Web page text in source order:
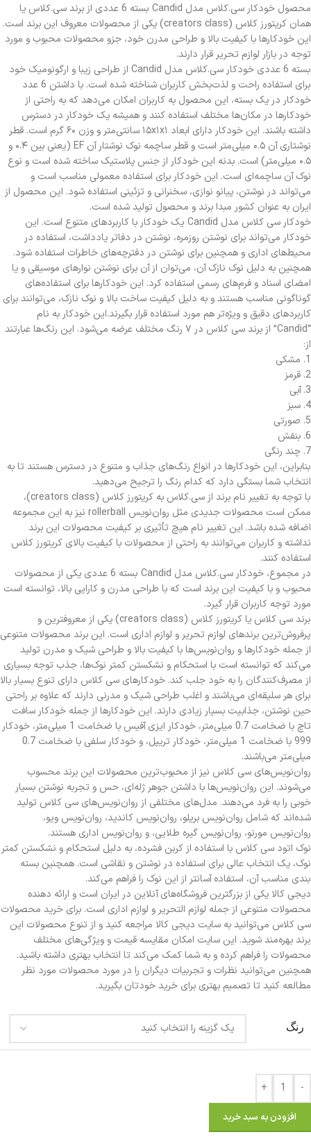
محصول خودکار سی.کلاس مدل Candid بسته 6 عددی از برند سی.کلاس یا
همان کریتورز کلاس (creators class) یکی از محصولات معروف این برند است.
این خودکارها با کیفیت بالا و طراحی مدرن خود، جزو محصولات محبوب و مورد
توجه در بازار لوازم تحریر قرار دارند.
بسته 6 عددی خودکار سی.کلاس مدل Candid از طراحی زیبا و ارگونومیک خود
برای استفاده راحت و لذت‌بخش کاربران شناخته شده است. با داشتن 6 عدد
خودکار در یک بسته، این محصول به کاربران امکان می‌دهد که به راحتی از
خودکارها در مکان‌ها مختلف استفاده کنند و همیشه یک خودکار در دسترس
داشته باشند. این خودکار دارای ابعاد ۱۵x۱x۱ سانتی‌متر و وزن ۶۰ گرم است. قطر
نوشتاری آن ۰.۵ میلی‌متر است و قطر ساچمه نوک نوشتار آن EF (یعنی بین ۰.۴ و
۰.۵ میلی‌متر) است. بدنه این خودکار از جنس پلاستیک ساخته شده است و نوع
نوک آن ساچمه‌ای است. این خودکار برای استفاده معمولی مناسب است و
می‌تواند در نوشتن، پیانو نوازی، سخنرانی و تزئینی استفاده شود. این محصول از
ایران به عنوان کشور مبدا برند و محصول تولید شده است.
خودکار سی کلاس مدل Candid یک خودکار با کاربردهای متنوع است. این
خودکار می‌تواند برای نوشتن روزمره، نوشتن در دفاتر یادداشت، استفاده در
محیط‌های اداری و همچنین برای نوشتن در دفترچه‌های خاطرات استفاده شود.
همچنین به دلیل نوک نازک آن، می‌توان از آن برای نوشتن نوارهای موسیقی و یا
امضای اسناد و فرم‌های رسمی استفاده کرد. این خودکارها برای استفاده‌های
گوناگونی مناسب هستند و به دلیل کیفیت ساخت بالا و نوک نازک، می‌توانند برای
کاربردهای دقیق و ویژه‌تر هم مورد استفاده قرار بگیرند.این خودکار به نام
“Candid” از برند سی کلاس در ۷ رنگ مختلف عرضه می‌شود. این رنگ‌ها عبارتند
از:
1. مشکی
2. قرمز
3. آبی
4. سبز
5. صورتی
6. بنفش
7. چند رنگی
بنابراین، این خودکارها در انواع رنگ‌های جذاب و متنوع در دسترس هستند تا به
انتخاب شما بستگی دارد که کدام رنگ را ترجیح می‌دهید.
با توجه به تغییر نام برند از سی.کلاس به کریتورز کلاس (creators class)،
ممکن است محصولات جدیدی مثل روان‌نویس rollerball نیز به این مجموعه
اضافه شده باشد. این تغییر نام هیچ تأثیری بر کیفیت محصولات این برند
نداشته و کاربران می‌توانند به راحتی از محصولات با کیفیت بالای کریتورز کلاس
استفاده کنند.
در مجموع، خودکار سی.کلاس مدل Candid بسته 6 عددی یکی از محصولات
محبوب و با کیفیت این برند است که با طراحی مدرن و کارایی بالا، توانسته است
مورد توجه کاربران قرار گیرد.
برند سی کلاس یا کریتورز کلاس (creators class) یکی از معروفترین و
پرفروش‌ترین برندهای لوازم تحریر و لوازم اداری است. این برند محصولات متنوعی
از جمله خودکارها و روان‌نویس‌ها با کیفیت بالا و طراحی شیک و مدرن تولید
می‌کند که توانسته است با استحکام و نشکستن کمتر نوک‌ها، جذب توجه بسیاری
از مصرف‌کنندگان را به خود جلب کند. خودکارهای سی کلاس دارای تنوع بسیار بالا
برای هر سلیقه‌ای می‌باشند و اغلب طراحی شیک و مدرنی دارند که علاوه بر راحتی
حین نوشتن، جذابیت بسیار زیادی دارند. این خودکارها از جمله خودکار سافت
تاچ با ضخامت 0.7 میلی‌متر، خودکار ایزی آفیس با ضخامت 1 میلی‌متر، خودکار
999 با ضخامت 1 میلی‌متر، خودکار تریپل، و خودکار سلفی با ضخامت 0.7
میلی‌متر می‌باشند.
روان‌نویس‌های سی کلاس نیز از محبوب‌ترین محصولات این برند محسوب
می‌شوند. این روان‌نویس‌ها با داشتن جوهر ژله‌ای، حس و تجربه نوشتن بسیار
خوبی را به فرد می‌دهند. مدل‌های مختلفی از روان‌نویس‌های سی کلاس تولید
شده‌اند که شامل روان‌نویس بریلو، روان‌نویس کاندید، روان‌نویس ویو،
روان‌نویس مورنو، روان‌نویس گیره طلایی، و روان‌نویس اداری هستند.
نوک اتود سی کلاس با استفاده از کربن فشرده، به دلیل استحکام و نشکستن کمتر
نوک، یک انتخاب عالی برای استفاده در نوشتن و نقاشی است. همچنین بسته
بندی مناسب آن، استفاده آسانتر از این نوک را فراهم می‌کند.
دیجی کالا یکی از بزرگترین فروشگاه‌های آنلاین در ایران است و ارائه دهنده
محصولات متنوعی از جمله لوازم التحریر و لوازم اداری است. برای خرید محصولات
سی کلاس می‌توانید به سایت دیجی کالا مراجعه کنید و از تنوع محصولات این
برند بهره‌مند شوید. این سایت امکان مقایسه قیمت و ویژگی‌های مختلف
محصولات را فراهم کرده و به شما کمک می‌کند تا انتخاب بهتری داشته باشید.
همچنین می‌توانید نظرات و تجربیات دیگران را در مورد محصولات مورد نظر
مطالعه کنید تا تصمیم بهتری برای خرید خودتان بگیرید.
رنگ
-
+
افزودن به سبد خرید